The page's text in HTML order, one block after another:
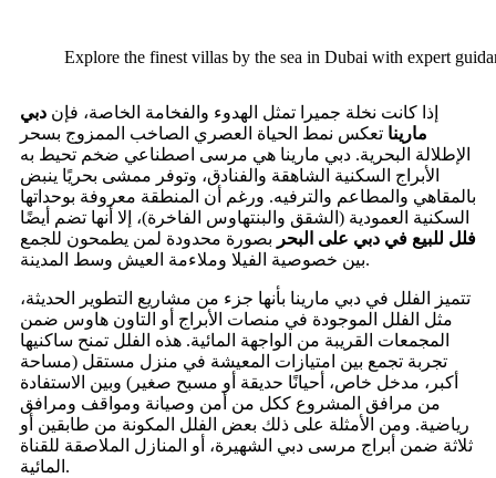
Explore the finest villas by the sea in Dubai with expert
إذا كانت نخلة جميرا تمثل الهدوء والفخامة الخاصة، فإن دبي
مارينا تعكس نمط الحياة العصري الصاخب الممزوج بسحر
الإطلالة البحرية. دبي مارينا هي مرسى اصطناعي ضخم تحيط به
الأبراج السكنية الشاهقة والفنادق، وتوفر ممشى بحريًا ينبض
بالمقاهي والمطاعم والترفيه. ورغم أن المنطقة معروفة بوحداتها
السكنية العمودية (الشقق والبنتهاوس الفاخرة)، إلا أنها تضم أيضًا
فلل للبيع في دبي على البحر بصورة محدودة لمن يطمحون للجمع
بين خصوصية الفيلا وملاءمة العيش وسط المدينة.
تتميز الفلل في دبي مارينا بأنها جزء من مشاريع التطوير الحديثة،
مثل الفلل الموجودة في منصات الأبراج أو التاون هاوس ضمن
المجمعات القريبة من الواجهة المائية. هذه الفلل تمنح ساكنيها
تجربة تجمع بين امتيازات المعيشة في منزل مستقل (مساحة
أكبر، مدخل خاص، أحيانًا حديقة أو مسبح صغير) وبين الاستفادة
من مرافق المشروع ككل من أمن وصيانة ومواقف ومرافق
رياضية. ومن الأمثلة على ذلك بعض الفلل المكونة من طابقين أو
ثلاثة ضمن أبراج مرسى دبي الشهيرة، أو المنازل الملاصقة للقناة
المائية.